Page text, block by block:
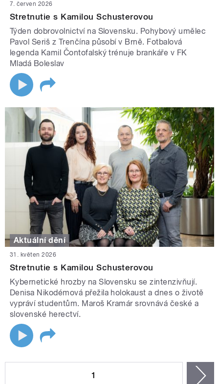
7. červen 2026
Stretnutie s Kamilou Schusterovou
Týden dobrovolnictví na Slovensku. Pohybový umělec
Pavol Seriš z Trenčína působí v Brně. Fotbalová
legenda Kamil Čontofalský trénuje brankáře v FK
Mladá Boleslav
Aktuální dění
31. květen 2026
Stretnutie s Kamilou Schusterovou
Kybernetické hrozby na Slovensku se zintenzivňují.
Denisa Nikodémová přežila holokaust a dnes o životě
vypráví studentům. Maroš Kramár srovnává české a
slovenské herectví.
1